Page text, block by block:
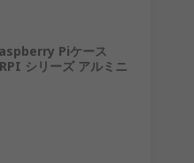
Piケース
シリーズ アルミニ